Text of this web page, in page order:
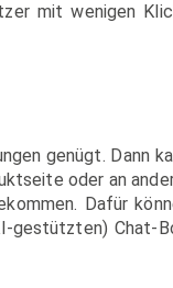
mit wenigen
genügt. Dann
oder an
Dafür
gestützten) Chat-